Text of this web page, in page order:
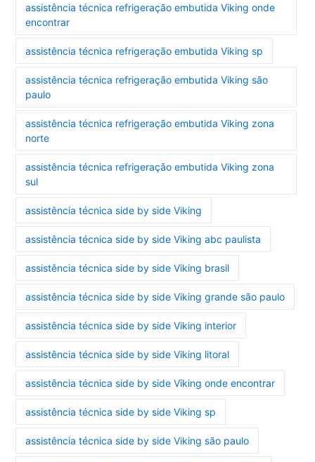
assistência técnica refrigeração embutida Viking onde
encontrar
assistência técnica refrigeração embutida Viking sp
assistência técnica refrigeração embutida Viking são
paulo
assistência técnica refrigeração embutida Viking zona
norte
assistência técnica refrigeração embutida Viking zona
sul
assistência técnica side by side Viking
assistência técnica side by side Viking abc paulista
assistência técnica side by side Viking brasil
assistência técnica side by side Viking grande são paulo
assistência técnica side by side Viking interior
assistência técnica side by side Viking litoral
assistência técnica side by side Viking onde encontrar
assistência técnica side by side Viking sp
assistência técnica side by side Viking são paulo